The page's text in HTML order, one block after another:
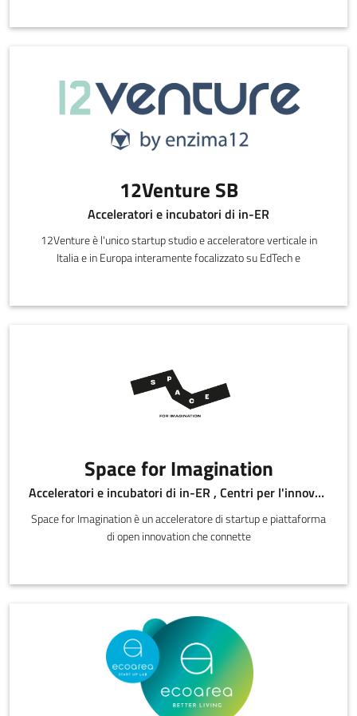
12Venture SB
Acceleratori e incubatori di in-ER
12Venture è l'unico startup studio e acceleratore verticale in
Italia e in Europa interamente focalizzato su EdTech e
Space for Imagination
Acceleratori e incubatori di in-ER , Centri per l'innovazione
Space for Imagination è un acceleratore di startup e piattaforma
di open innovation che connette